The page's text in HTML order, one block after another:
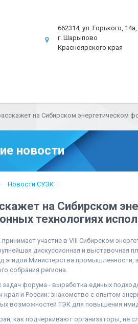
662314, ул. Горького, 14а,
г. Шарыпово
Красноярского края
на Сибирском энергетическом
новости
Новости СУЭК
на Сибирском
технологиях
участие в VIII Сибирском
дискуссионная и выставочная
эгидой Министерства промышленности,
собрания региона.
форума - выработка единых
края и России; знакомство с опытом
возможностей ТЭК для повышения
как подчеркивают организаторы, не